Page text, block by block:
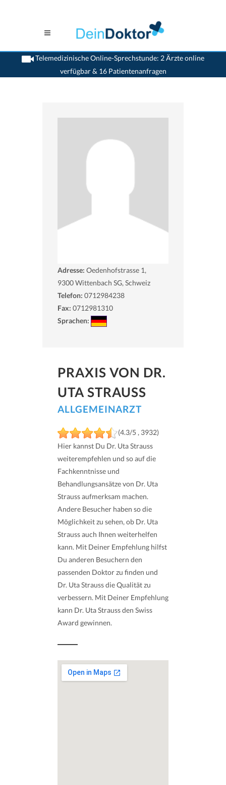
Telemedizinische Online-Sprechstunde: 2 Ärzte online
verfügbar & 16 Patientenanfragen
>Allgemeinaerzte>Wittenbach SG>Dr. Uta Strauss>Praxis von Dr. Uta Strauss
Adresse: Oedenhofstrasse 1,
9300Wittenbach SG, Schweiz
Telefon: 0712984238
Fax: 0712981310
Sprachen:
PRAXIS VON DR.
UTA STRAUSS
ALLGEMEINARZT
(4.3/5 , 3932)
Hier kannst Du Dr. Uta Strauss
weiterempfehlen und so auf die
Fachkenntnisse und
Behandlungsansätze von Dr. Uta
Strauss aufmerksam machen.
Andere Besucher haben so die
Möglichkeit zu sehen, ob Dr. Uta
Strauss auch Ihnen weiterhelfen
kann. Mit Deiner Empfehlung hilfst
Du anderen Besuchern den
passenden Doktor zu finden und
Dr. Uta Strauss die Qualität zu
verbessern. Mit Deiner Empfehlung
kann Dr. Uta Strauss den Swiss
Award gewinnen.